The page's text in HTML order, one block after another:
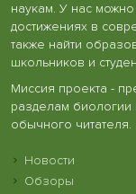
наукам. У нас
достижениях в
также найти
школьников и
Миссия проекта -
разделам
обычного читателя.
Новости
Обзоры